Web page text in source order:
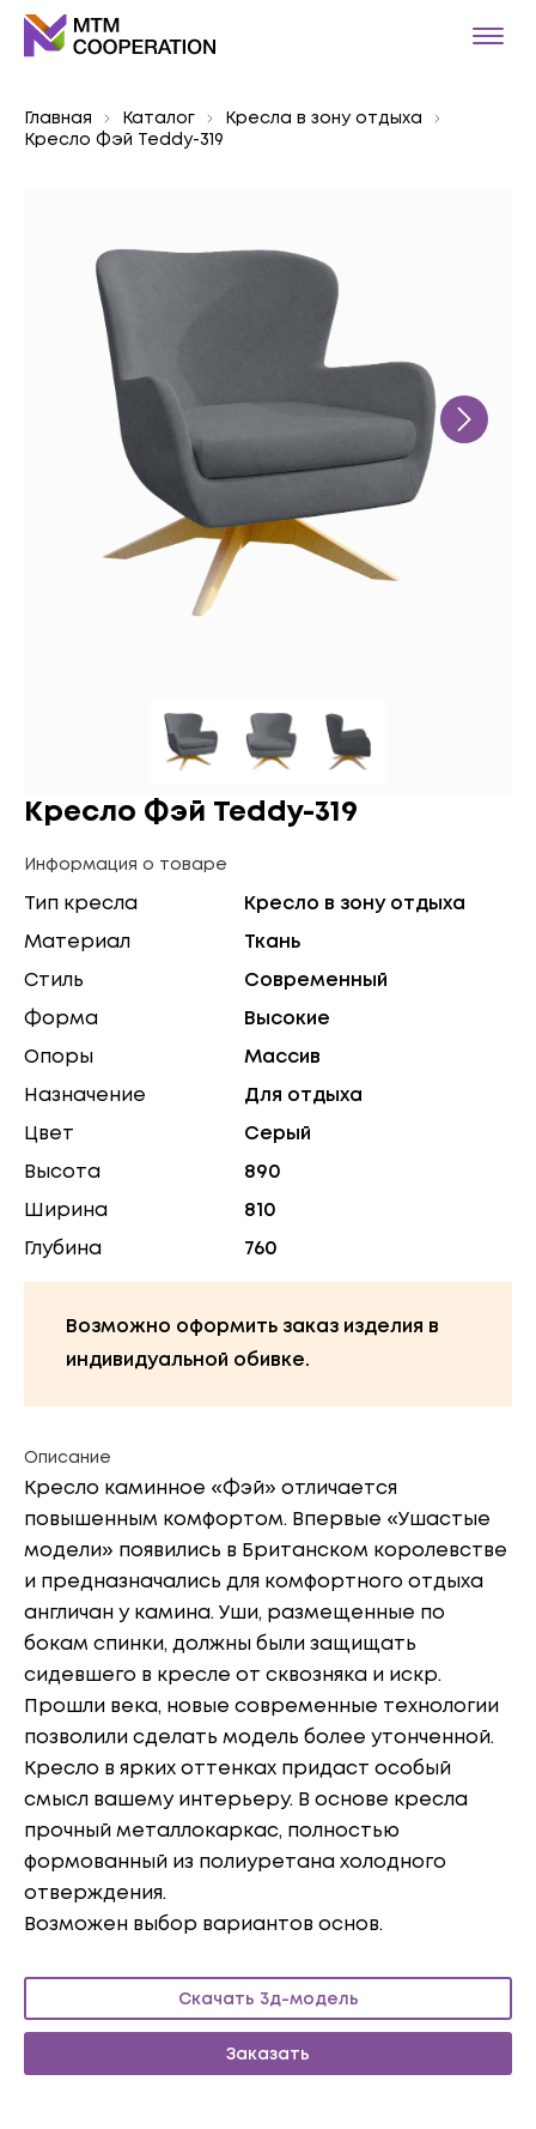
Главная Каталог
Кресла в зону отдыха
Кресло Фэй Teddy-319
Кресло Фэй Teddy-319
Информация о товаре
Тип кресла Кресло в зону отдыха
Материал Ткань
Стиль Современный
Форма Высокие
Опоры Массив
Назначение Для отдыха
Цвет Серый
Высота 890
Ширина 810
Глубина 760
Возможно оформить заказ изделия в
индивидуальной обивке.
Описание
Кресло каминное «Фэй» отличается
повышенным комфортом. Впервые «Ушастые
модели» появились в Британском королевстве
и предназначались для комфортного отдыха
англичан у камина. Уши, размещенные по
бокам спинки, должны были защищать
сидевшего в кресле от сквозняка и искр.
Прошли века, новые современные технологии
позволили сделать модель более утонченной.
Кресло в ярких оттенках придаст особый
смысл вашему интерьеру. В основе кресла
прочный металлокаркас, полностью
формованный из полиуретана холодного
отверждения.
Возможен выбор вариантов основ.
Скачать 3д-модель
Заказать